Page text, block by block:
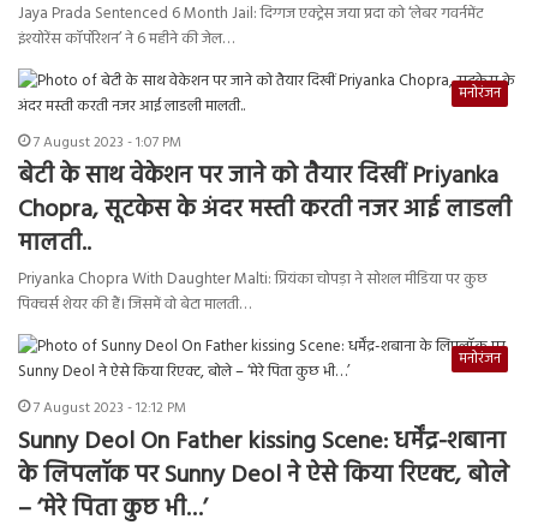
Jaya Prada Sentenced 6 Month Jail: दिग्गज एक्ट्रेस जया प्रदा को ‘लेबर गवर्नमेंट
इंश्योरेंस कॉर्पोरेशन’ ने 6 महीने की जेल…
मनोरंजन
7 August 2023 - 1:07 PM
बेटी के साथ वेकेशन पर जाने को तैयार दिखीं Priyanka
Chopra, सूटकेस के अंदर मस्ती करती नजर आई लाडली
मालती..
Priyanka Chopra With Daughter Malti: प्रियंका चोपड़ा ने सोशल मीडिया पर कुछ
पिक्चर्स शेयर की हैं। जिसमें वो बेटा मालती…
मनोरंजन
7 August 2023 - 12:12 PM
Sunny Deol On Father kissing Scene: धर्मेंद्र-शबाना
के लिपलॉक पर Sunny Deol ने ऐसे किया रिएक्ट, बोले
– ‘मेरे पिता कुछ भी…’